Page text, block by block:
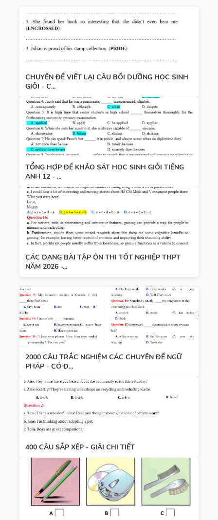
CHUYÊN ĐỀ VIẾT LẠI CÂU BỒI DƯỠNG HỌC SINH
GIỎI - C...
TỔNG HỢP ĐỀ KHẢO SÁT HỌC SINH GIỎI TIẾNG
ANH 12 - ...
CÁC DẠNG BÀI TẬP ÔN THI TỐT NGHIỆP THPT
NĂM 2026 -...
2000 CÂU TRẮC NGHIỆM CÁC CHUYÊN ĐỀ NGỮ
PHÁP - CÓ Đ...
400 CÂU SẮP XẾP - GIẢI CHI TIẾT